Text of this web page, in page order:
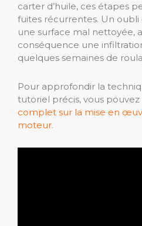
carter d’huile, ces étapes
fuites récurrentes. Un oubli
une surface mal nettoyée,
conséquence une
quelques semaines de
Pour approfondir la
tutoriel précis, vous
complet sur la mise en
moteur.